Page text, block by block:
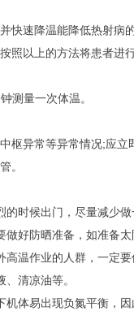
速降温能降低热射病
照以上的方法将患者进
量一次体温。
异常等异常情况;应立
。
候出门，尽量减少做
防晒准备，如准备太
作业的人群，一定要
清凉油等。
易出现负氮平衡，因